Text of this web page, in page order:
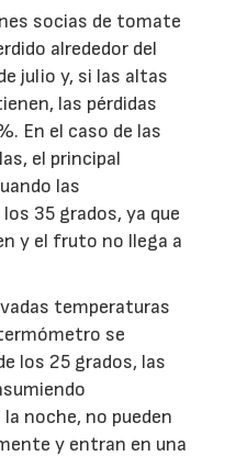
socias de tomate
alrededor del
julio y, si las altas
las pérdidas
En el caso de las
el principal
las
35 grados, ya que
y el fruto no llega a
temperaturas
se
los 25 grados, las
noche, no pueden
y entran en una